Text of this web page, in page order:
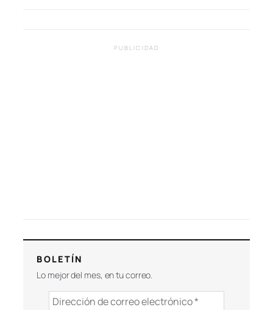
PUBLICIDAD
BOLETÍN
Lo mejor del mes, en tu correo.